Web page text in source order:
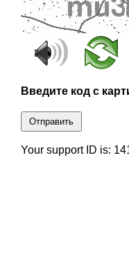
Введите код с
Отправить
Your support ID is: